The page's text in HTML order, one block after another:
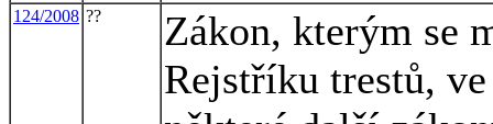
124/2008 ??
Zákon, kterým se
Rejstříku trestů,